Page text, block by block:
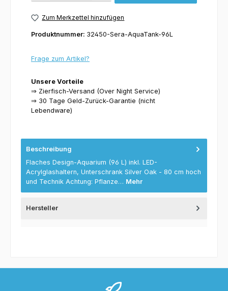
Zum Merkzettel hinzufügen
Produktnummer: 32450-Sera-AquaTank-96L
Frage zum Artikel?
Unsere Vorteile
⇒ Zierfisch-Versand (Over Night Service)
⇒ 30 Tage Geld-Zurück-Garantie (nicht
Lebendware)
Beschreibung
Flaches Design-Aquarium (96 L) inkl. LED-
Acrylglashaltern, Unterschrank Silver Oak - 80 cm hoch
und Technik Achtung: Pflanze… Mehr
Hersteller